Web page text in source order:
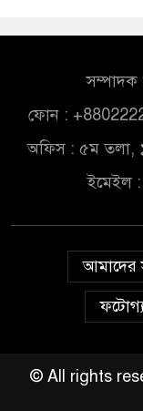
সম্পাদক
ফোন :
অফিস : ৫ম তলা,
ইমেইল :
আমাদের
© All rights